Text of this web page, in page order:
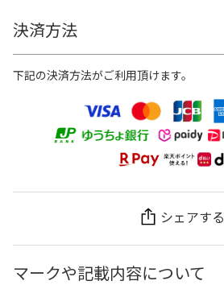
決済方法
下記の決済方法がご利用頂けます。
シェアする
マークや記載内容について